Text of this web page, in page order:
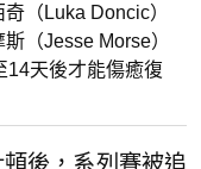
（Luka Doncic）
（Jesse Morse）
14天後才能傷癒復